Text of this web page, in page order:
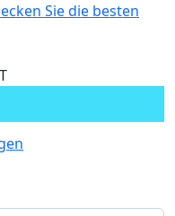
zum Inhalt